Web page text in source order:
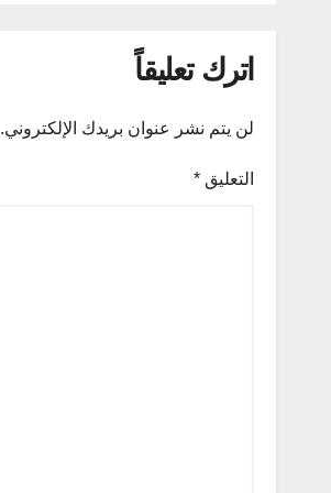
اترك تعليقاً
لن يتم نشر عنوان بريدك الإلكتروني.
التعليق *